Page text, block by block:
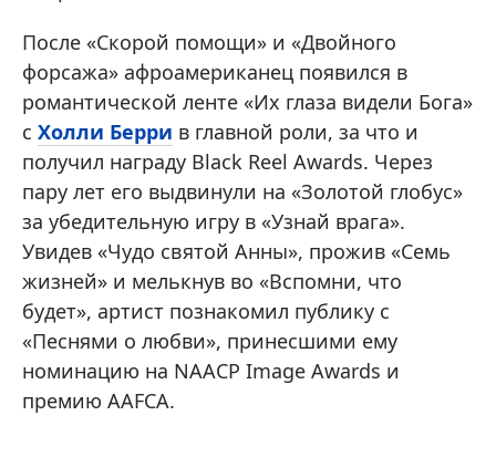
После «Скорой помощи» и «Двойного
форсажа» афроамериканец появился в
романтической ленте «Их глаза видели Бога»
с Холли Берри в главной роли, за что и
получил награду Black Reel Awards. Через
пару лет его выдвинули на «Золотой глобус»
за убедительную игру в «Узнай врага».
Увидев «Чудо святой Анны», прожив «Семь
жизней» и мелькнув во «Вспомни, что
будет», артист познакомил публику с
«Песнями о любви», принесшими ему
номинацию на NAACP Image Awards и
премию AAFCA.